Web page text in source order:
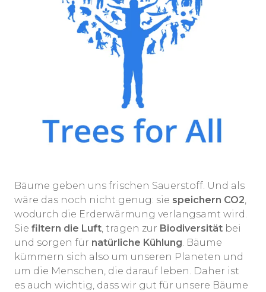
Bäume geben uns frischen Sauerstoff. Und als
wäre das noch nicht genug: sie speichern CO2,
wodurch die Erderwärmung verlangsamt wird.
Sie filtern die Luft, tragen zur Biodiversität bei
und sorgen für natürliche Kühlung. Bäume
kümmern sich also um unseren Planeten und
um die Menschen, die darauf leben. Daher ist
es auch wichtig, dass wir gut für unsere Bäume